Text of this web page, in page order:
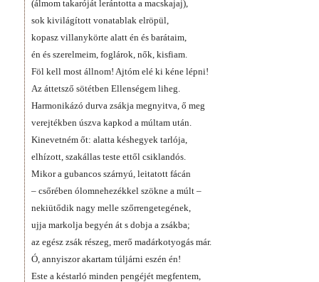
(álmom takaróját lerántotta a macskajaj),
sok kivilágított vonatablak elröpül,
kopasz villanykörte alatt én és barátaim,
én és szerelmeim, foglárok, nők, kisfiam.
Föl kell most állnom! Ajtóm elé ki kéne lépni!
Az áttetsző sötétben Ellenségem liheg.
Harmonikázó durva zsákja megnyitva, ő meg
verejtékben úszva kapkod a múltam után.
Kinevetném őt: alatta késhegyek tarlója,
elhízott, szakállas teste ettől csiklandós.
Mikor a gubancos szárnyú, leitatott fácán
– csőrében ólomnehezékkel szökne a múlt –
nekiütődik nagy melle szőrrengetegének,
ujja markolja begyén át s dobja a zsákba;
az egész zsák részeg, merő madárkotyogás már.
Ó, annyiszor akartam túljárni eszén én!
Este a késtarló minden pengéjét megfentem,